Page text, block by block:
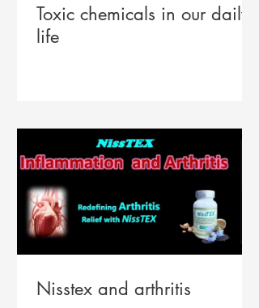
Toxic chemicals in our daily
life
Nisstex and arthritis